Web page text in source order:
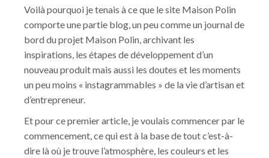
Voilà pourquoi je tenais à ce que le site Maison Polin
comporte une partie blog, un peu comme un journal de
bord du projet Maison Polin, archivant les
inspirations, les étapes de développement d’un
nouveau produit mais aussi les doutes et les moments
un peu moins « instagrammables » de la vie d’artisan et
d’entrepreneur.
Et pour ce premier article, je voulais commencer par le
commencement, ce qui est à la base de tout c’est-à-
dire là où je trouve l’atmosphère, les couleurs et les